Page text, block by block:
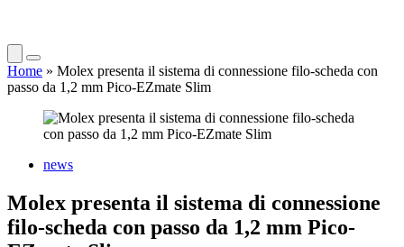
Home » Molex presenta il sistema di connessione filo-scheda con
passo da 1,2 mm Pico-EZmate Slim
news
Molex presenta il sistema di connessione
filo-scheda con passo da 1,2 mm Pico-